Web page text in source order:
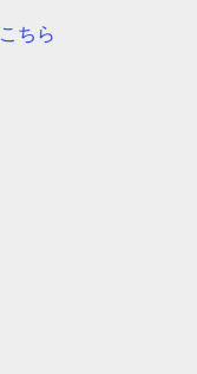
ちら